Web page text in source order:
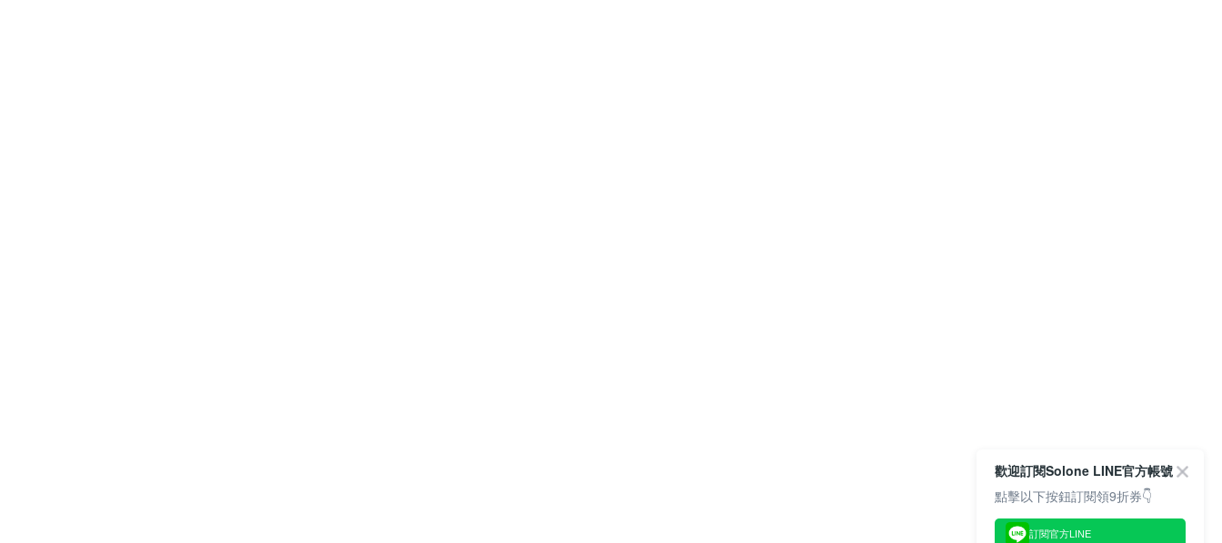
歡迎訂閱Solone LINE官方帳號
點擊以下按鈕訂閱領9折券👇
訂閱官方LINE